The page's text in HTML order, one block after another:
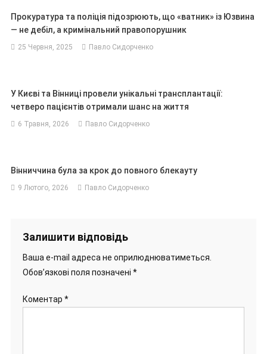
Прокуратура та поліція підозрюють, що «ватник» із Юзвина
— не дебіл, а кримінальний правопорушник
25 Червня, 2025 Павло Сидорченко
У Києві та Вінниці провели унікальні трансплантації:
четверо пацієнтів отримали шанс на життя
6 Травня, 2026 Павло Сидорченко
Вінниччина була за крок до повного блекауту
9 Лютого, 2026 Павло Сидорченко
Залишити відповідь
Ваша e-mail адреса не оприлюднюватиметься.
Обов’язкові поля позначені *
Коментар *